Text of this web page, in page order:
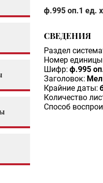
ф.995 оп.1 ед.
СВЕДЕНИЯ
Раздел
Номер единицы
Шифр: ф.995
Заголовок:
Крайние даты:
Количество
Способ